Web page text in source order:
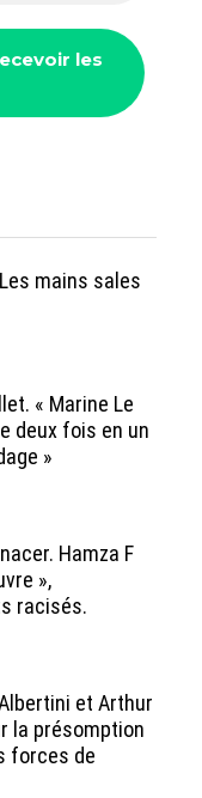
mains sales
« Marine Le
deux fois en un
»
Hamza F
»,
racisés.
et Arthur
la présomption
forces de